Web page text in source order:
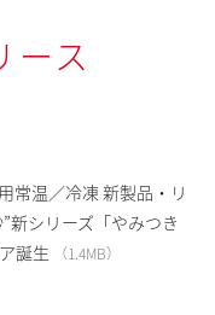
ース
常温／冷凍 新製品・リ
新シリーズ「やみつき
誕生
（1.4MB）